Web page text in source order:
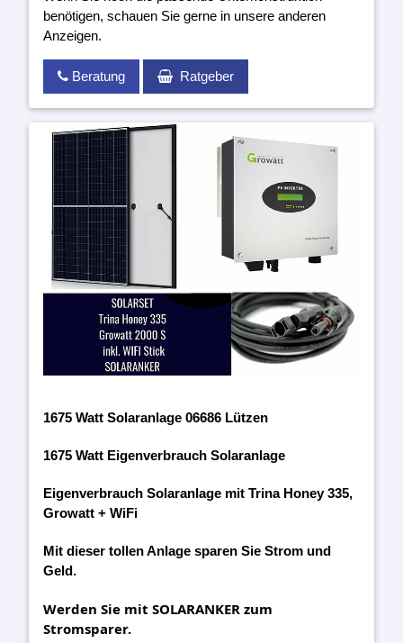
benötigen, schauen Sie gerne in unsere anderen
Anzeigen.
Beratung Ratgeber
1675 Watt Solaranlage 06686 Lützen
1675 Watt Eigenverbrauch Solaranlage
Eigenverbrauch Solaranlage mit Trina Honey 335,
Growatt + WiFi
Mit dieser tollen Anlage sparen Sie Strom und
Geld.
Werden Sie mit SOLARANKER zum
Stromsparer.